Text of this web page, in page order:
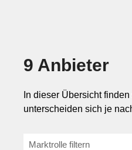
Als Produkt innerhalb
9 Anbieter
In dieser Übersicht
unterscheiden sich je
Marktrolle filtern